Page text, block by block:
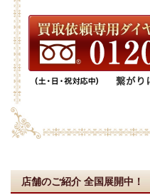
店舗のご紹介 全国展開中！